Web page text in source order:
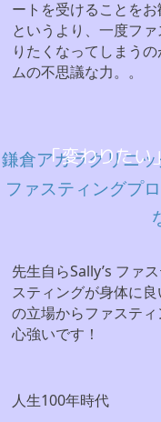
「変わりたい
ートを受けることをお
というより、一度フ
りたくなってしまう
ムの不思議な力。。
鎌倉アカラクリニ
ファスティングプ
先生自らSally’s ファ
スティングが身体に
の立場からファステ
心強いです！
人生100年時代